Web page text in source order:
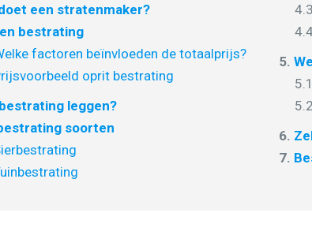
een stratenmaker?
bestrating
factoren beïnvloeden de totaalprijs?
oprit bestrating
leggen?
soorten
4.3
5.
5.1
5.2
6.
7.